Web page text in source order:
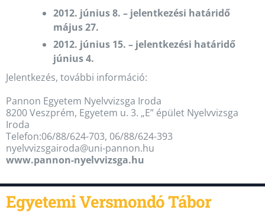
2012. június 8. – jelentkezési határidő
május 27.
2012. június 15. – jelentkezési határidő
június 4.
Jelentkezés, további információ:
Pannon Egyetem Nyelvvizsga Iroda
8200 Veszprém, Egyetem u. 3. „E” épület Nyelvvizsga
Iroda
Telefon:06/88/624-703, 06/88/624-393
nyelvvizsgairoda@uni-pannon.hu
www.pannon-nyelvvizsga.hu
Egyetemi Versmondó Tábor